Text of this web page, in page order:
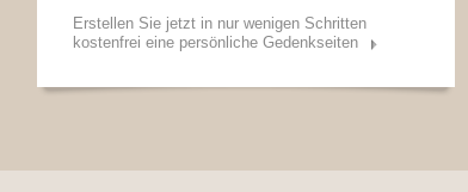
Erstellen Sie jetzt in nur wenigen Schritten
kostenfrei eine persönliche Gedenkseiten